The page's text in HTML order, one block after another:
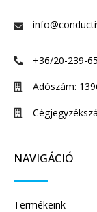
+36/20-239-
Adószám:
NAVIGÁCIÓ
Termékeink